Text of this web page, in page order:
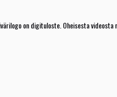
on digituloste. Oheisesta videosta